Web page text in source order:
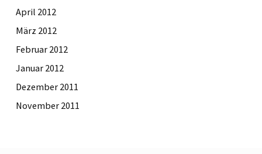
April 2012
März 2012
Februar 2012
Januar 2012
Dezember 2011
November 2011